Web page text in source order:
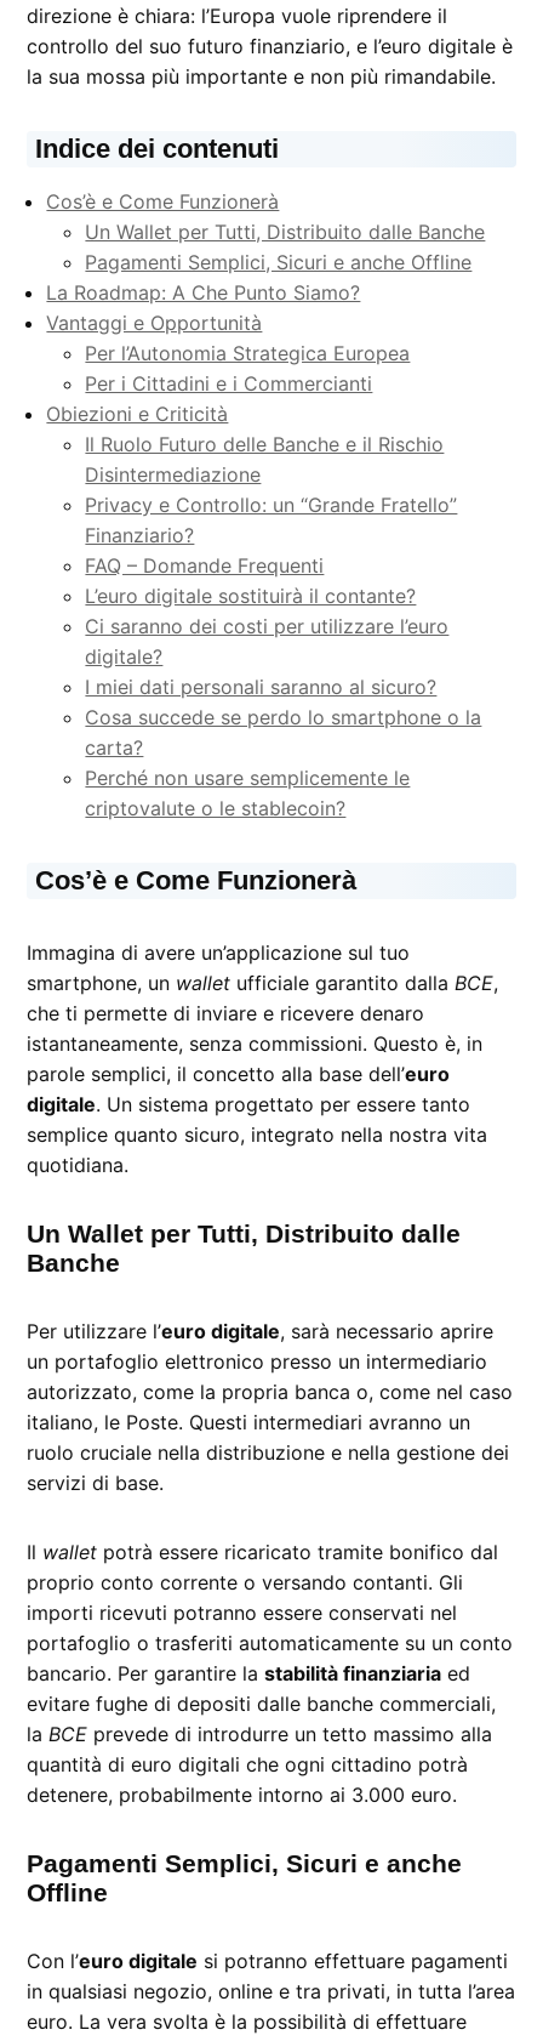
direzione è chiara: l’Europa vuole riprendere il
controllo del suo futuro finanziario, e l’euro digitale è
la sua mossa più importante e non più rimandabile.
Indice dei contenuti
Cos’è e Come Funzionerà
Un Wallet per Tutti, Distribuito dalle Banche
Pagamenti Semplici, Sicuri e anche Offline
La Roadmap: A Che Punto Siamo?
Vantaggi e Opportunità
Per l’Autonomia Strategica Europea
Per i Cittadini e i Commercianti
Obiezioni e Criticità
Il Ruolo Futuro delle Banche e il Rischio
Disintermediazione
Privacy e Controllo: un “Grande Fratello”
Finanziario?
FAQ – Domande Frequenti
L’euro digitale sostituirà il contante?
Ci saranno dei costi per utilizzare l’euro
digitale?
I miei dati personali saranno al sicuro?
Cosa succede se perdo lo smartphone o la
carta?
Perché non usare semplicemente le
criptovalute o le stablecoin?
Cos’è e Come Funzionerà
Immagina di avere un’applicazione sul tuo
smartphone, un wallet ufficiale garantito dallaBCE,
che ti permette di inviare e ricevere denaro
istantaneamente, senza commissioni. Questo è, in
parole semplici, il concetto alla base dell’euro
digitale. Un sistema progettato per essere tanto
semplice quanto sicuro, integrato nella nostra vita
quotidiana.
Un Wallet per Tutti, Distribuito dalle
Banche
Per utilizzare l’euro digitale, sarà necessario aprire
un portafoglio elettronico presso un intermediario
autorizzato, come la propria banca o, come nel caso
italiano, le Poste. Questi intermediari avranno un
ruolo cruciale nella distribuzione e nella gestione dei
servizi di base.
Il wallet potrà essere ricaricato tramite bonifico dal
proprio conto corrente o versando contanti. Gli
importi ricevuti potranno essere conservati nel
portafoglio o trasferiti automaticamente su un conto
bancario. Per garantire lastabilità finanziaria ed
evitare fughe di depositi dalle banche commerciali,
laBCE prevede di introdurre un tetto massimo alla
quantità di euro digitali che ogni cittadino potrà
detenere, probabilmente intorno ai 3.000 euro.
Pagamenti Semplici, Sicuri e anche
Offline
Con l’euro digitale si potranno effettuare pagamenti
in qualsiasi negozio, online e tra privati, in tutta l’area
euro. La vera svolta è la possibilità di effettuare